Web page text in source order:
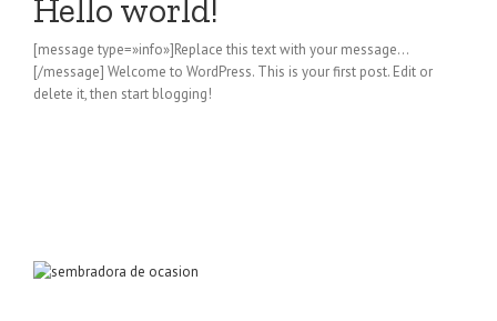
Hello world!
[message type=»info»]Replace this text with your message…
[/message] Welcome to WordPress. This is your first post. Edit or
delete it, then start blogging!